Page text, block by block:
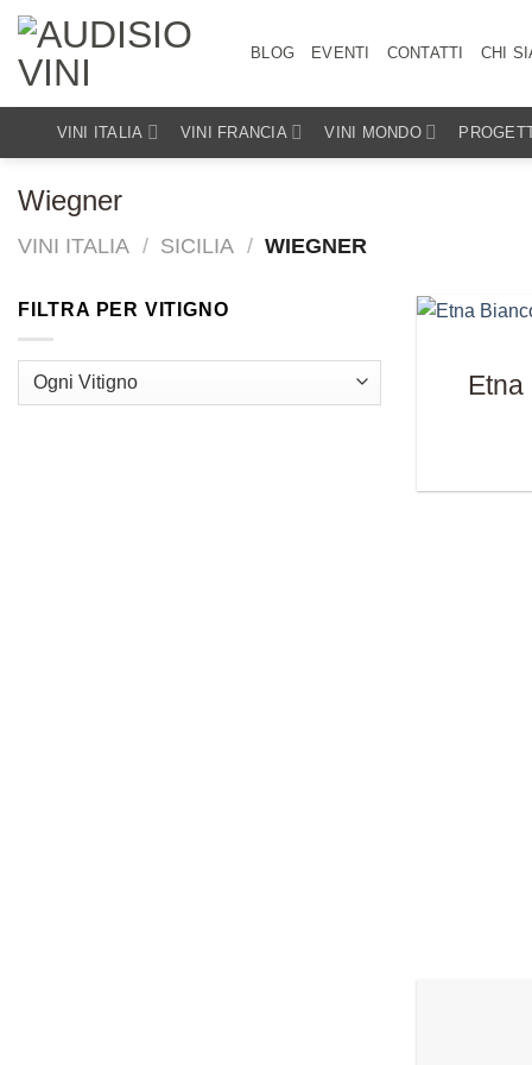
Salta
contenuti
BLOG EVENTI CONTATTI CHI
VINI ITALIA VINI FRANCIA VINI MONDO
Wiegner
VINI ITALIA / SICILIA / WIEGNER
FILTRA PER VITIGNO
Etna